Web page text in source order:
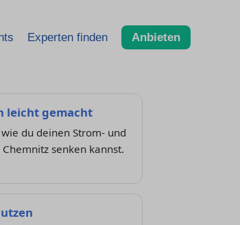
Experten finden Anbieten
leicht gemacht
du deinen Strom- und
senken kannst.